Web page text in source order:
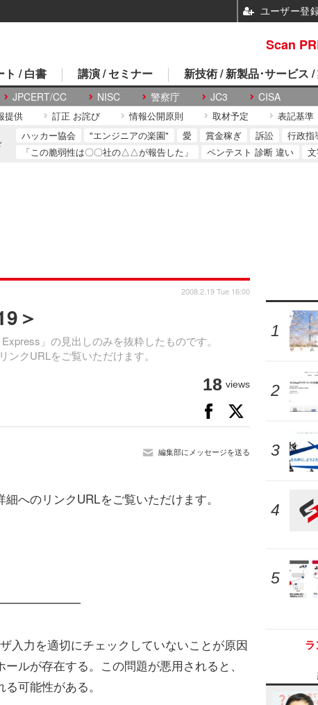
JPCERT/CC NISC 警察庁 JC3 CISA
ト / 白書 講演 / セミナー 新技術 / 新製品･サービス /
提供 訂正 お詫び 情報公開原則 取材予定 表記基準
ハッカー協会 "エンジニアの楽園" 愛 賞金稼ぎ 訴訟 行政指
「この脆弱性は〇〇社の△△が報告した」
ペンテスト 診断 違い
＞
」の見出しのみを抜粋したものです。
ンクURLをご覧いただけます。
2008.2.19 Tue 16:00
18 views
編集部にメッセージを送る
へのリンクURLをご覧いただけます。
力を適切にチェックしていないことが原因
ルが存在する。この問題が悪用されると、
可能性がある。
Scan
ユーザー登